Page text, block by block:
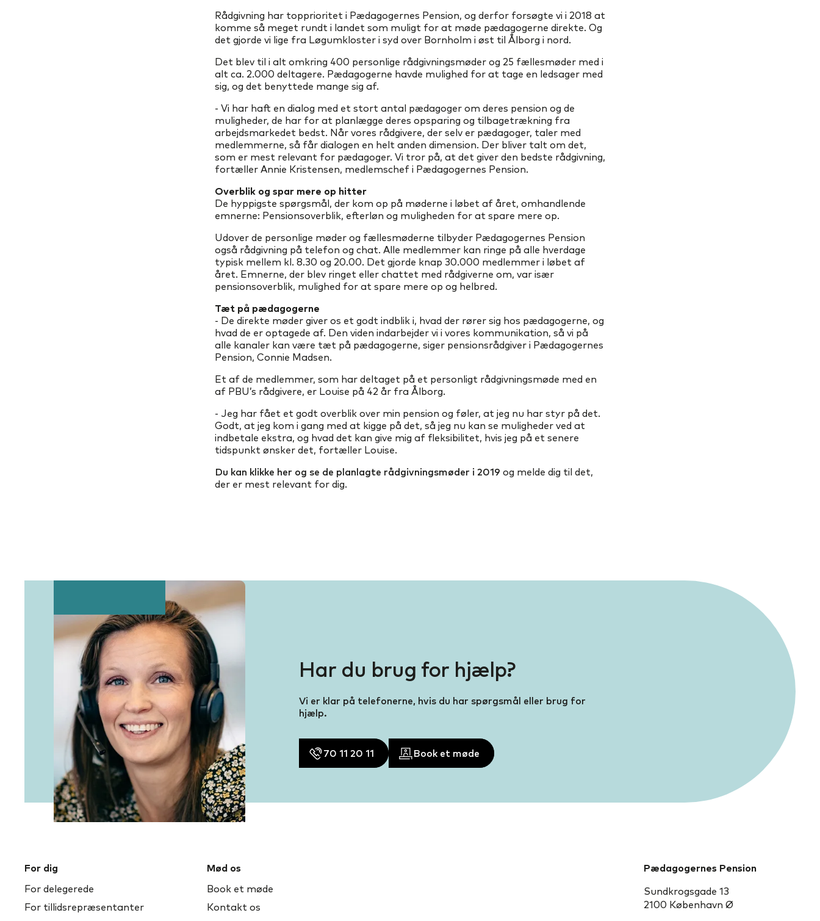
Rådgivning har topprioritet i Pædagogernes Pension, og derfor forsøgte vi i 2018 at
komme så meget rundt i landet som muligt for at møde pædagogerne direkte. Og
det gjorde vi lige fra Løgumkloster i syd over Bornholm i øst til Ålborg i nord.
Det blev til i alt omkring 400 personlige rådgivningsmøder og 25 fællesmøder med i
alt ca. 2.000 deltagere. Pædagogerne havde mulighed for at tage en ledsager med
sig, og det benyttede mange sig af.
- Vi har haft en dialog med et stort antal pædagoger om deres pension og de
muligheder, de har for at planlægge deres opsparing og tilbagetrækning fra
arbejdsmarkedet bedst. Når vores rådgivere, der selv er pædagoger, taler med
medlemmerne, så får dialogen en helt anden dimension. Der bliver talt om det,
som er mest relevant for pædagoger. Vi tror på, at det giver den bedste rådgivning,
fortæller Annie Kristensen, medlemschef i Pædagogernes Pension.
Overblik og spar mere op hitter
De hyppigste spørgsmål, der kom op på møderne i løbet af året, omhandlende
emnerne: Pensionsoverblik, efterløn og muligheden for at spare mere op.
Udover de personlige møder og fællesmøderne tilbyder Pædagogernes Pension
også rådgivning på telefon og chat. Alle medlemmer kan ringe på alle hverdage
typisk mellem kl. 8.30 og 20.00. Det gjorde knap 30.000 medlemmer i løbet af
året. Emnerne, der blev ringet eller chattet med rådgiverne om, var især
pensionsoverblik, mulighed for at spare mere op og helbred.
Tæt på pædagogerne
- De direkte møder giver os et godt indblik i, hvad der rører sig hos pædagogerne, og
hvad de er optagede af. Den viden indarbejder vi i vores kommunikation, så vi på
alle kanaler kan være tæt på pædagogerne, siger pensionsrådgiver i Pædagogernes
Pension, Connie Madsen.
Et af de medlemmer, som har deltaget på et personligt rådgivningsmøde med en
af PBU’s rådgivere, er Louise på 42 år fra Ålborg.
- Jeg har fået et godt overblik over min pension og føler, at jeg nu har styr på det.
Godt, at jeg kom i gang med at kigge på det, så jeg nu kan se muligheder ved at
indbetale ekstra, og hvad det kan give mig af fleksibilitet, hvis jeg på et senere
tidspunkt ønsker det, fortæller Louise.
Du kan klikke her og se de planlagte rådgivningsmøder i 2019 og melde dig til det,
der er mest relevant for dig.
Har du brug for hjælp?
Vi er klar på telefonerne, hvis du har spørgsmål eller brug for
hjælp.
70 11 20 11 Book et møde
For dig
For delegerede
For tillidsrepræsentanter
Mød os
Book et møde
Kontakt os
Pædagogernes Pension
Sundkrogsgade 13
2100 København Ø